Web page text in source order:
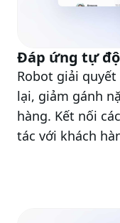
Đáp ứng tự
Robot giải quyết
lại, giảm gánh
hàng. Kết nối
tác với khách